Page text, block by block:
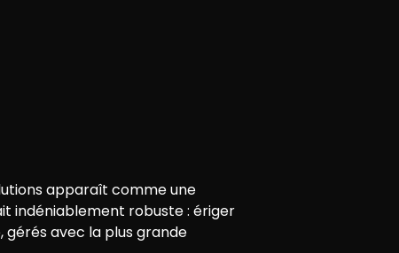
apparaît comme une
indéniablement robuste : ériger
avec la plus grande